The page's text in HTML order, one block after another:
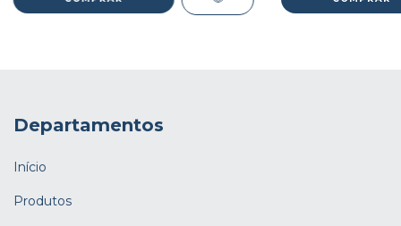
Departamentos
Início
Produtos